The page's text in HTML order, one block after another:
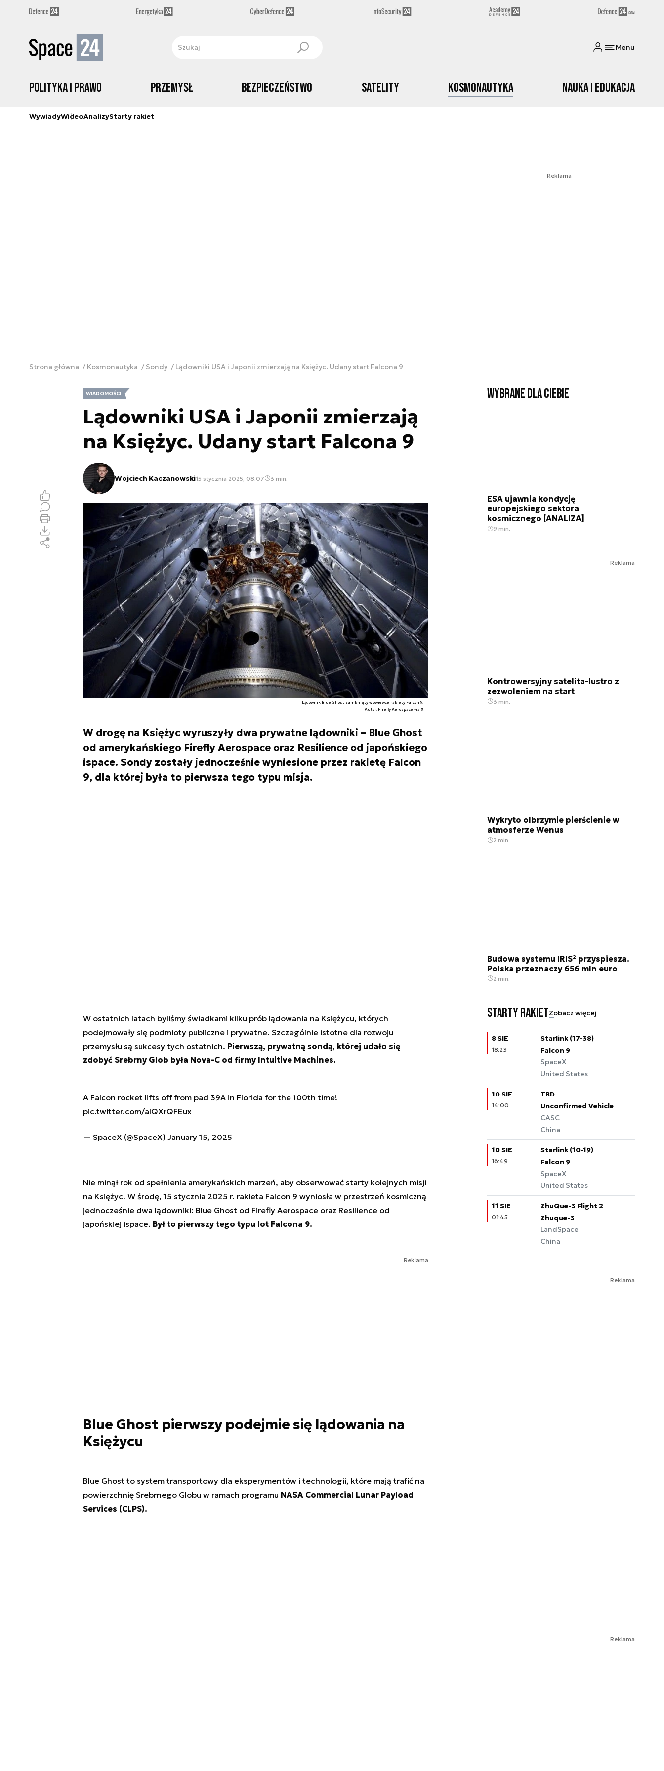
Menu
Polityka i prawo Przemysł Bezpieczeństwo Satelity Kosmonautyka Nauka i edukacja
WywiadyWideoAnalizyStarty rakiet
Reklama
Strona główna Kosmonautyka Sondy Lądowniki USA i Japonii zmierzają na Księżyc. Udany start Falcona 9
WIADOMOŚCI
Lądowniki USA i Japonii zmierzają
na Księżyc. Udany start Falcona 9
Wojciech Kaczanowski15 stycznia 2025, 08:07 3 min.
Lądownik Blue Ghost zamknięty w owiewce rakiety Falcon 9.
Autor. Firefly Aerospace via X
W drogę na Księżyc wyruszyły dwa prywatne lądowniki – Blue Ghost
od amerykańskiego Firefly Aerospace oraz Resilience od japońskiego
ispace. Sondy zostały jednocześnie wyniesione przez rakietę Falcon
9, dla której była to pierwsza tego typu misja.
W ostatnich latach byliśmy świadkami kilku prób lądowania na Księżycu, których
podejmowały się podmioty publiczne i prywatne. Szczególnie istotne dla rozwoju
przemysłu są sukcesy tych ostatnich. Pierwszą, prywatną sondą, której udało się
zdobyć Srebrny Glob była Nova-C od firmy Intuitive Machines.
A Falcon rocket lifts off from pad 39A in Florida for the 100th time!
pic.twitter.com/aIQXrQFEux
— SpaceX (@SpaceX) January 15, 2025
Nie minął rok od spełnienia amerykańskich marzeń, aby obserwować starty kolejnych misji
na Księżyc. W środę, 15 stycznia 2025 r. rakieta Falcon 9 wyniosła w przestrzeń kosmiczną
jednocześnie dwa lądowniki: Blue Ghost od Firefly Aerospace oraz Resilience od
japońskiej ispace. Był to pierwszy tego typu lot Falcona 9.
Reklama
Blue Ghost pierwszy podejmie się lądowania na
Księżycu
Blue Ghost to system transportowy dla eksperymentów i technologii, które mają trafić na
powierzchnię Srebrnego Globu w ramach programu NASA Commercial Lunar Payload
Services (CLPS).
Wybrane dla Ciebie
ESA ujawnia kondycję
europejskiego sektora
kosmicznego [ANALIZA]
9 min.
Reklama
Kontrowersyjny satelita-lustro z
zezwoleniem na start
3 min.
Wykryto olbrzymie pierścienie w
atmosferze Wenus
2 min.
Budowa systemu IRIS² przyspiesza.
Polska przeznaczy 656 mln euro
2 min.
Starty rakietZobacz więcej
8 SIE
18:23
Starlink (17-38)
Falcon 9
SpaceX
United States
10 SIE
14:00
TBD
Unconfirmed Vehicle
CASC
China
10 SIE
16:49
Starlink (10-19)
Falcon 9
SpaceX
United States
11 SIE
01:45
ZhuQue-3 Flight 2
Zhuque-3
LandSpace
China
Reklama
Reklama